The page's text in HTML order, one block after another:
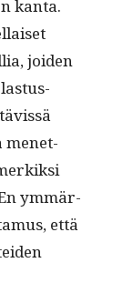
kan­ta.
joiden
menet­
ymmär­
että